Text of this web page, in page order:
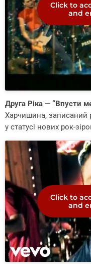
Click to
and
Друга Ріка — “Впусти
Харчишина, записаний
у статусі нових рок-
Click to
and